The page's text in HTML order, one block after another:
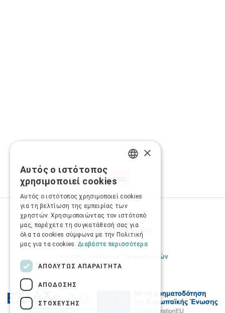
Προσωπικά δεδομένα
Όροι Χρήσης Ιστοσελίδας
Ασφάλεια συναλλαγών
Πολιτική Ασφάλειας Πληροφοριών
×
Αυτός ο ιστότοπος
χρησιμοποιεί cookies
Αυτός ο ιστότοπος χρησιμοποιεί cookies
για τη βελτίωση της εμπειρίας των
χρηστών. Χρησιμοποιώντας τον ιστότοπό
μας, παρέχετε τη συγκατάθεσή σας για
όλα τα cookies σύμφωνα με την Πολιτική
μας για τα cookies. Διαβάστε περισσότερα
ΑΠΟΛΎΤΩΣ ΑΠΑΡΑΊΤΗΤΑ
ΑΠΌΔΟΣΗΣ
ΣΤΌΧΕΥΣΗΣ